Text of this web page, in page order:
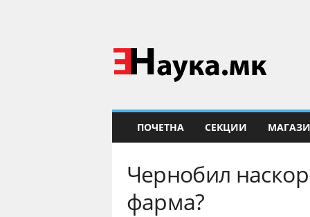
Н
а
у
ПОЧЕТНА СЕКЦИИ
Чернобил
фарма?